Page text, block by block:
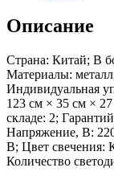
Описание
Страна: Китай; В
Материалы:
Индивидуальная
123 см × 35 см ×
складе: 2;
Напряжение, В:
В; Цвет свечения:
Количество